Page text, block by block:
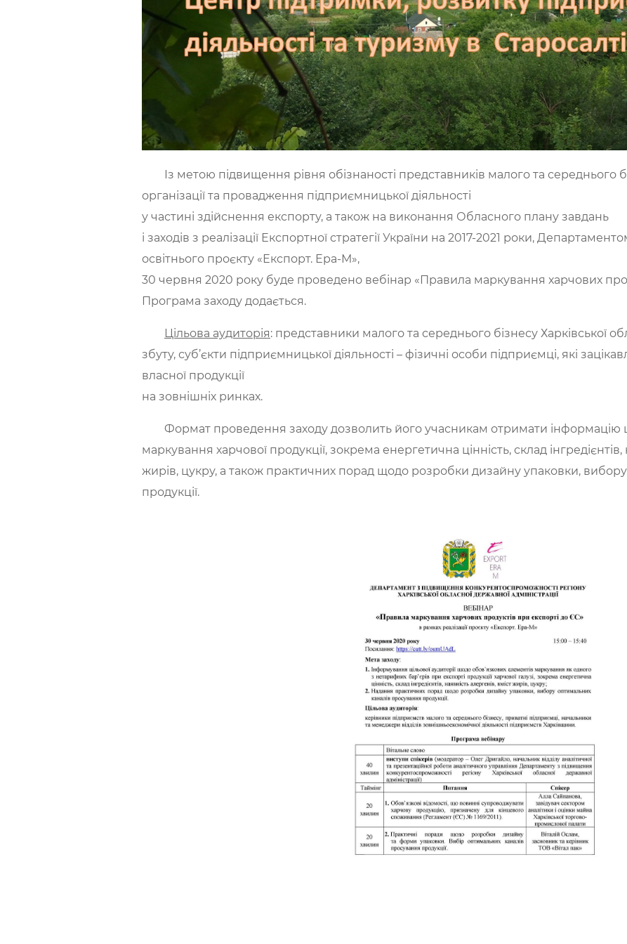
Із метою підвищення рівня обізнаності представників малого та середнього
організації та провадження підприємницької діяльності
у частині здійснення експорту, а також на виконання Обласного плану завдань
і заходів з реалізації Експортної стратегії України на 2017-2021 роки,
освітнього проєкту «Експорт. Ера-М»,
30 червня 2020 року буде проведено вебінар «Правила маркування харчових
Програма заходу додається.
Цільова аудиторія: представники малого та середнього бізнесу Харківської
збуту, суб’єкти підприємницької діяльності – фізичні особи підприємці, які
власної продукції
на зовнішніх ринках.
Формат проведення заходу дозволить його учасникам отримати інформацію
маркування харчової продукції, зокрема енергетична цінність, склад інгредієнтів,
жирів, цукру, а також практичних порад щодо розробки дизайну упаковки,
продукції.